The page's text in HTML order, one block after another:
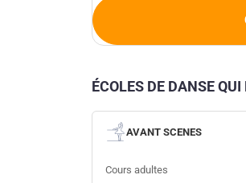
ÉCOLES DE DANSE
AVANT SCENES
Cours adultes